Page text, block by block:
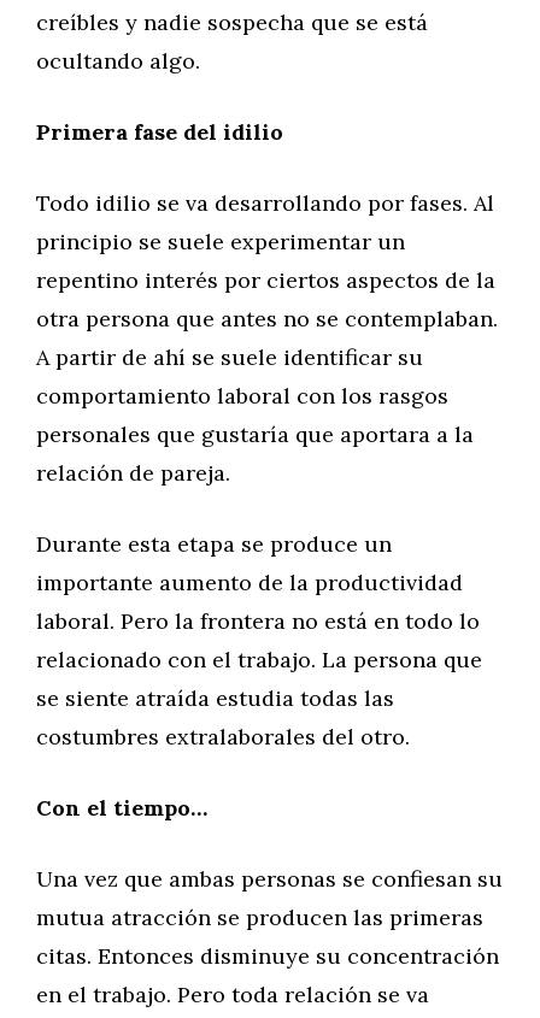
creíbles y nadie sospecha que se está
ocultando algo.
Primera fase del idilio
Todo idilio se va desarrollando por fases. Al
principio se suele experimentar un
repentino interés por ciertos aspectos de la
otra persona que antes no se contemplaban.
A partir de ahí se suele identificar su
comportamiento laboral con los rasgos
personales que gustaría que aportara a la
relación de pareja.
Durante esta etapa se produce un
importante aumento de la productividad
laboral. Pero la frontera no está en todo lo
relacionado con el trabajo. La persona que
se siente atraída estudia todas las
costumbres extralaborales del otro.
Con el tiempo…
Una vez que ambas personas se confiesan su
mutua atracción se producen las primeras
citas. Entonces disminuye su concentración
en el trabajo. Pero toda relación se va